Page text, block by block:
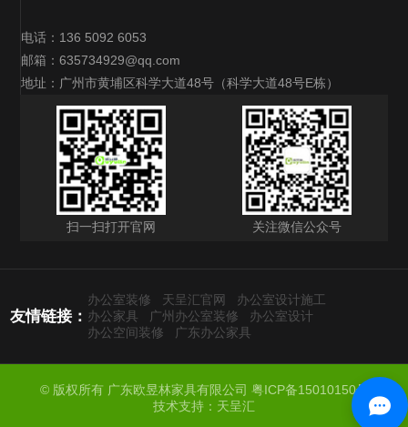
电话：136 5092 6053
邮箱：635734929@qq.com
地址：广州市黄埔区科学大道48号（科学大道48号E栋）
扫一扫打开官网 关注微信公众号
友情链接：
办公室装修 天呈汇官网
办公室设计施工
办公家具
广州办公室装修
办公室设计
办公空间装修
广东办公家具
© 版权所有 广东欧昱林家具有限公司 粤ICP备15010150号
技术支持：天呈汇